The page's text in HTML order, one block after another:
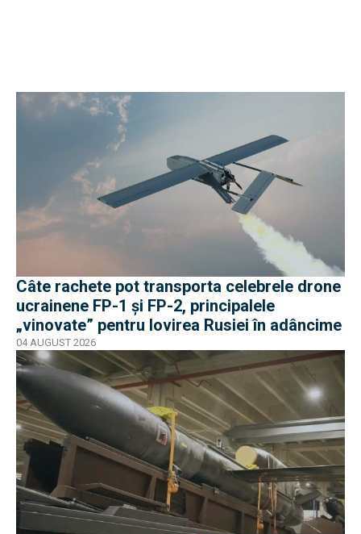
Câte rachete pot transporta celebrele drone
ucrainene FP-1 și FP-2, principalele
„vinovate” pentru lovirea Rusiei în adâncime
04 AUGUST 2026